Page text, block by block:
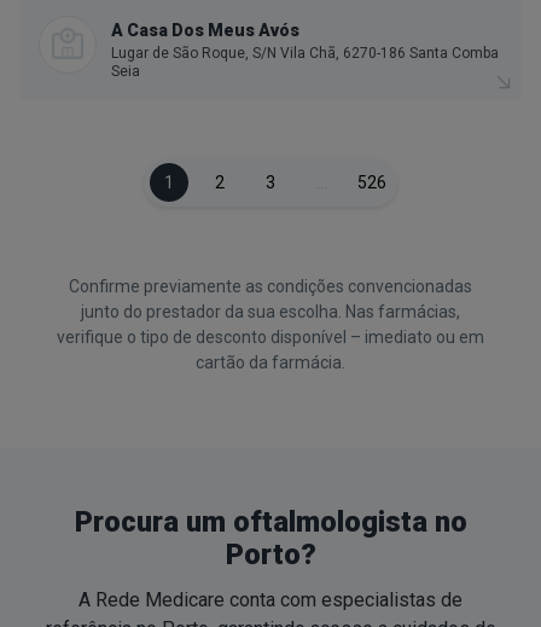
A Casa Dos Meus Avós
Lugar de São Roque, S/N Vila Chã, 6270-186 Santa Comba
Seia
1 2 3 526
Confirme previamente as condições convencionadas
junto do prestador da sua escolha. Nas farmácias,
verifique o tipo de desconto disponível – imediato ou em
cartão da farmácia.
Procura um oftalmologista no
Porto?
A Rede Medicare conta com especialistas de